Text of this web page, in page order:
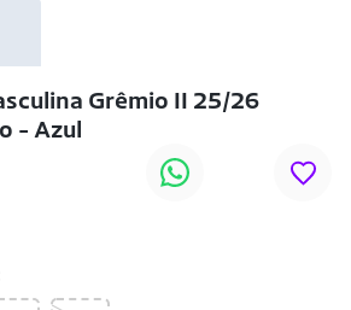
Grêmio II 25/26
- Azul